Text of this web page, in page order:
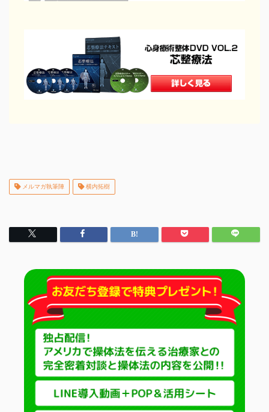
メルマガ執筆陣 横内拓樹
イチオシ！
その他の手技
治療院の経営
コミュニケーション
治療院物販
治療院で物販する